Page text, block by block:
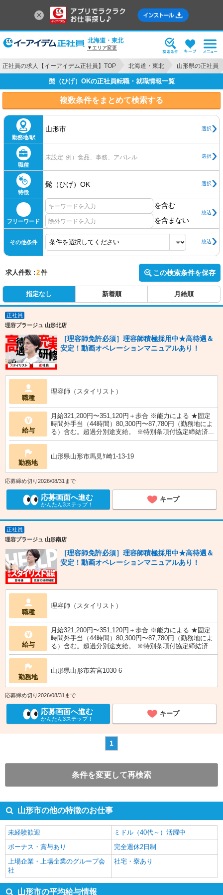
北海道・東北
▼エリア変更
正社員の求人【イーアイデム正社員】TOP 北海道・東北 山形県の正社員
髭（ひげ）OKの正社員転職・就職情報一覧
複数条件をまとめて検索する
勤務地/駅
山形市 選択
職種
未設定 例）食品、事務、アパレル 選択
特徴
髭（ひげ）OK 選択
フリーワード
を含む
を含まない
絞込
その他条件 絞込
求人件数 : 2件 この検索条件を保存
指定なし 新着順 月給順
正社員
理容プラージュ 山形北店
［理容師免許必須］理容師積極採用中★高待遇＆
安定！動画オペレーションマニュアルあり！
職種
理容師（スタイリスト）
給与
月給321,200円〜351,120円＋歩合 ※能力による ★固定
時間外手当（44時間）80,300円〜87,780円（勤務地によ
る）含む。超過分別途支給。 ※特別条項付協定締結済...
勤務地
山形県山形市馬見ｹ崎1-13-19
応募締め切り2026/08/31まで
応募画面へ進む
かんたん3ステップ！
キープ
正社員
理容プラージュ 山形南店
［理容師免許必須］理容師積極採用中★高待遇＆
安定！動画オペレーションマニュアルあり！
職種
理容師（スタイリスト）
給与
月給321,200円〜351,120円＋歩合 ※能力による ★固定
時間外手当（44時間）80,300円〜87,780円（勤務地によ
る）含む。超過分別途支給。 ※特別条項付協定締結済...
勤務地
山形県山形市若宮1030-6
応募締め切り2026/08/31まで
応募画面へ進む
かんたん3ステップ！
キープ
1
条件を変更して再検索
山形市の他の特徴のお仕事
未経験歓迎
ミドル（40代～）活躍中
ボーナス・賞与あり
完全週休2日制
上場企業・上場企業のグループ会
社
社宅・寮あり
山形市の平均給与情報